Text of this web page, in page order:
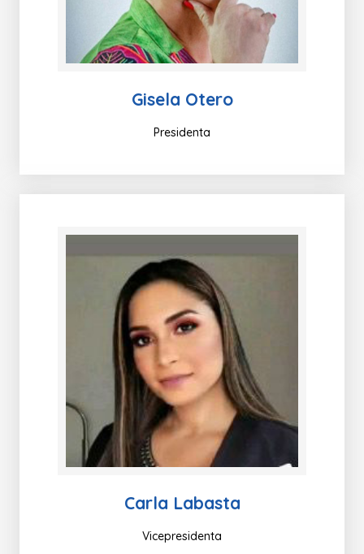
Gisela Otero
Presidenta
Carla Labasta
Vicepresidenta